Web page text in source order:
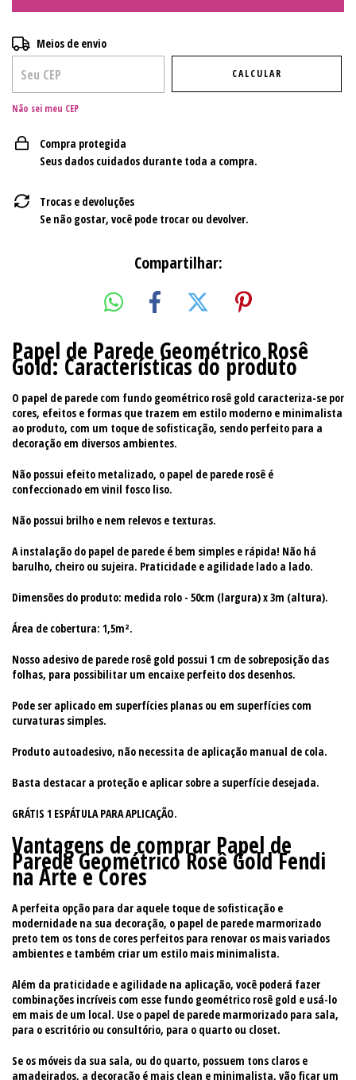
Entregas para o CEP:
Meios de envio
CALCULAR
Não sei meu CEP
Compra protegida
Seus dados cuidados durante toda a compra.
Trocas e devoluções
Se não gostar, você pode trocar ou devolver.
Compartilhar:
Papel de Parede Geométrico Rosê
Gold: Características do produto
O papel de parede com fundo geométrico rosê gold caracteriza-se por
cores, efeitos e formas que trazem em estilo moderno e minimalista
ao produto, com um toque de sofisticação, sendo perfeito para a
decoração em diversos ambientes.
Não possui efeito metalizado, o papel de parede rosê é
confeccionado em vinil fosco liso.
Não possui brilho e nem relevos e texturas.
A instalação do papel de parede é bem simples e rápida! Não há
barulho, cheiro ou sujeira. Praticidade e agilidade lado a lado.
Dimensões do produto: medida rolo - 50cm (largura) x 3m (altura).
Área de cobertura: 1,5m².
Nosso adesivo de parede rosê gold possui 1 cm de sobreposição das
folhas, para possibilitar um encaixe perfeito dos desenhos.
Pode ser aplicado em superfícies planas ou em superfícies com
curvaturas simples.
Produto autoadesivo, não necessita de aplicação manual de cola.
Basta destacar a proteção e aplicar sobre a superfície desejada.
GRÁTIS 1 ESPÁTULA PARA APLICAÇÃO.
Vantagens de comprar Papel de
Parede Geométrico Rosê Gold Fendi
na Arte e Cores
A perfeita opção para dar aquele toque de sofisticação e
modernidade na sua decoração, o papel de parede marmorizado
preto tem os tons de cores perfeitos para renovar os mais variados
ambientes e também criar um estilo mais minimalista.
Além da praticidade e agilidade na aplicação, você poderá fazer
combinações incríveis com esse fundo geométrico rosê gold e usá-lo
em mais de um local. Use o papel de parede marmorizado para sala,
para o escritório ou consultório, para o quarto ou closet.
Se os móveis da sua sala, ou do quarto, possuem tons claros e
amadeirados, a decoração é mais clean e minimalista, vão ficar um